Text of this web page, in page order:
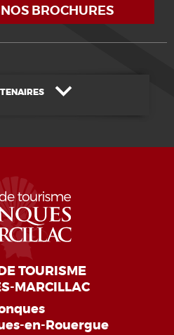
BROCHURES
TOURISME
MARCILLAC
en-Rouergue